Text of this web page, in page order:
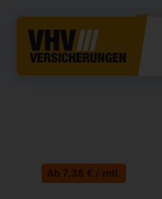
Ab 7,38 € / mtl.